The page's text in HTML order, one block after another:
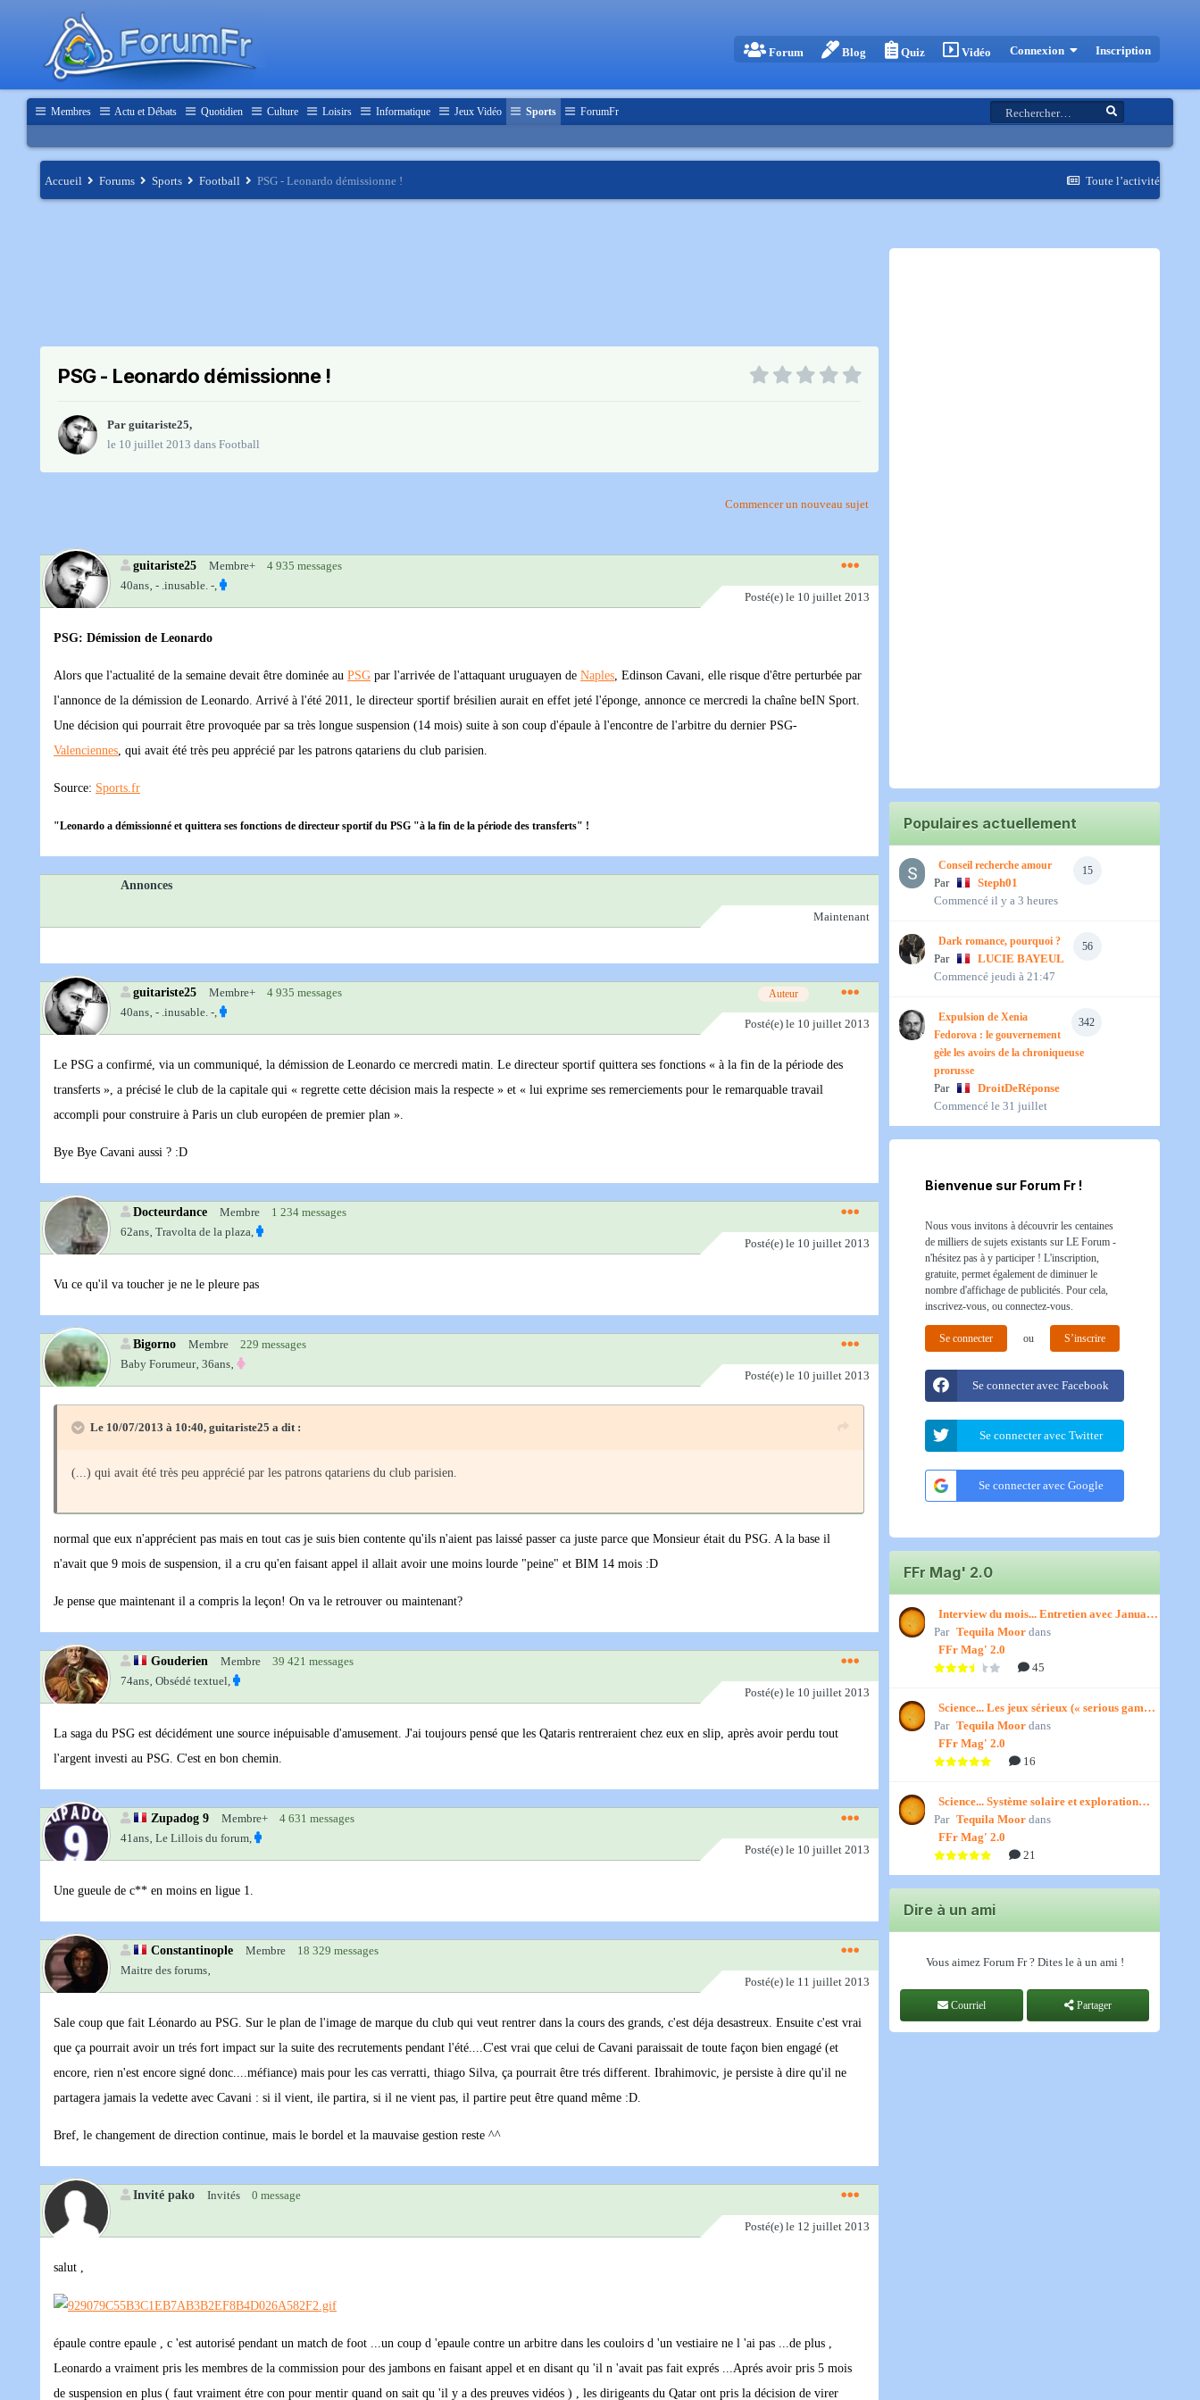
Forum Blog Quiz Vidéo Connexion Inscription
Membres Actu et Débats Quotidien Culture Loisirs Informatique Jeux Vidéo Sports ForumFr
Toute l’activité
Accueil Forums Sports Football PSG - Leonardo démissionne !
PSG - Leonardo démissionne !
Par guitariste25,
le 10 juillet 2013 dans Football
Commencer un nouveau sujet
guitariste25 Membre+
4 935 messages
40ans‚ - .inusable. -,
Posté(e) le 10 juillet 2013
PSG: Démission de Leonardo
Alors que l'actualité de la semaine devait être dominée au PSG par l'arrivée de l'attaquant uruguayen de Naples, Edinson Cavani, elle risque d'être perturbée par
l'annonce de la démission de Leonardo. Arrivé à l'été 2011, le directeur sportif brésilien aurait en effet jeté l'éponge, annonce ce mercredi la chaîne beIN Sport.
Une décision qui pourrait être provoquée par sa très longue suspension (14 mois) suite à son coup d'épaule à l'encontre de l'arbitre du dernier PSG-
Valenciennes, qui avait été très peu apprécié par les patrons qatariens du club parisien.
Source: Sports.fr
"Leonardo a démissionné et quittera ses fonctions de directeur sportif du PSG "à la fin de la période des transferts" !
Annonces
Maintenant
guitariste25 Membre+ 4 935 messages Auteur
40ans‚ - .inusable. -,
Posté(e) le 10 juillet 2013
Le PSG a confirmé, via un communiqué, la démission de Leonardo ce mercredi matin. Le directeur sportif quittera ses fonctions « à la fin de la période des
transferts », a précisé le club de la capitale qui « regrette cette décision mais la respecte » et « lui exprime ses remerciements pour le remarquable travail
accompli pour construire à Paris un club européen de premier plan ».
Bye Bye Cavani aussi ? :D
Docteurdance Membre
1 234 messages
62ans‚ Travolta de la plaza,
Posté(e) le 10 juillet 2013
Vu ce qu'il va toucher je ne le pleure pas
Bigorno Membre
229 messages
Baby Forumeur‚ 36ans‚
Posté(e) le 10 juillet 2013
Le 10/07/2013 à 10:40, guitariste25 a dit :
(...) qui avait été très peu apprécié par les patrons qatariens du club parisien.
normal que eux n'apprécient pas mais en tout cas je suis bien contente qu'ils n'aient pas laissé passer ca juste parce que Monsieur était du PSG. A la base il
n'avait que 9 mois de suspension, il a cru qu'en faisant appel il allait avoir une moins lourde "peine" et BIM 14 mois :D
Je pense que maintenant il a compris la leçon! On va le retrouver ou maintenant?
Gouderien Membre
39 421 messages
74ans‚ Obsédé textuel,
Posté(e) le 10 juillet 2013
La saga du PSG est décidément une source inépuisable d'amusement. J'ai toujours pensé que les Qataris rentreraient chez eux en slip, après avoir perdu tout
l'argent investi au PSG. C'est en bon chemin.
Zupadog 9 Membre+
4 631 messages
41ans‚ Le Lillois du forum,
Posté(e) le 10 juillet 2013
Une gueule de c** en moins en ligue 1.
Constantinople Membre
18 329 messages
Maitre des forums‚
Posté(e) le 11 juillet 2013
Sale coup que fait Léonardo au PSG. Sur le plan de l'image de marque du club qui veut rentrer dans la cours des grands, c'est déja desastreux. Ensuite c'est vrai
que ça pourrait avoir un trés fort impact sur la suite des recrutements pendant l'été....C'est vrai que celui de Cavani paraissait de toute façon bien engagé (et
encore, rien n'est encore signé donc....méfiance) mais pour les cas verratti, thiago Silva, ça pourrait être trés different. Ibrahimovic, je persiste à dire qu'il ne
partagera jamais la vedette avec Cavani : si il vient, ile partira, si il ne vient pas, il partire peut être quand même :D.
Bref, le changement de direction continue, mais le bordel et la mauvaise gestion reste ^^
Invité pako Invités 0 message
Posté(e) le 12 juillet 2013
salut ,
épaule contre epaule , c 'est autorisé pendant un match de foot ...un coup d 'epaule contre un arbitre dans les couloirs d 'un vestiaire ne l 'ai pas ...de plus ,
Leonardo a vraiment pris les membres de la commission pour des jambons en faisant appel et en disant qu 'il n 'avait pas fait exprés ...Aprés avoir pris 5 mois
de suspension en plus ( faut vraiment étre con pour mentir quand on sait qu 'il y a des preuves vidéos ) , les dirigeants du Qatar ont pris la décision de virer
Populaires actuellement
15
Conseil recherche amour
Par
Steph01
Commencé il y a 3 heures
56
Dark romance, pourquoi ?
Par
LUCIE BAYEUL
Commencé jeudi à 21:47
342
Expulsion de Xenia
Fedorova : le gouvernement
gèle les avoirs de la chroniqueuse
prorusse
Par
DroitDeRéponse
Commencé le 31 juillet
Bienvenue sur Forum Fr !
Nous vous invitons à découvrir les centaines
de milliers de sujets existants sur LE Forum -
n'hésitez pas à y participer ! L'inscription,
gratuite, permet également de diminuer le
nombre d'affichage de publicités. Pour cela,
inscrivez-vous, ou connectez-vous.
Se connecter ou S’inscrire
Se connecter avec Facebook
Se connecter avec Twitter
Se connecter avec Google
FFr Mag' 2.0
Interview du mois... Entretien avec January,
par Titenath
Par Tequila Moor dans
FFr Mag' 2.0
45
Science... Les jeux sérieux (« serious games
») par Jedino
Par Tequila Moor dans
FFr Mag' 2.0
16
Science... Système solaire et exploration
spatiale, par Jedino
Par Tequila Moor dans
FFr Mag' 2.0
21
Dire à un ami
Vous aimez Forum Fr ? Dites le à un ami !
Courriel Partager